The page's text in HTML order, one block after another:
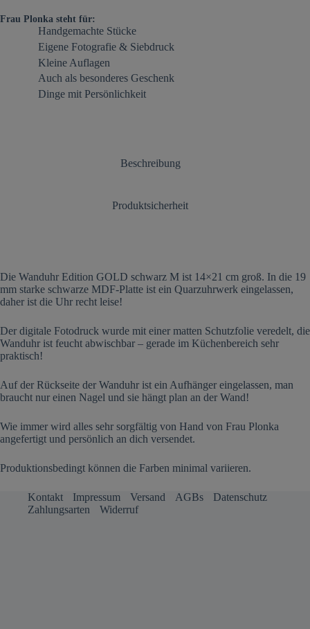
Frau Plonka steht für:
Handgemachte Stücke
Eigene Fotografie & Siebdruck
Kleine Auflagen
Auch als besonderes Geschenk
Dinge mit Persönlichkeit
Beschreibung
Produktsicherheit
Die Wanduhr Edition GOLD schwarz M ist 14×21 cm groß. In die 19
mm starke schwarze MDF-Platte ist ein Quarzuhrwerk eingelassen,
daher ist die Uhr recht leise!
Der digitale Fotodruck wurde mit einer matten Schutzfolie veredelt, die
Wanduhr ist feucht abwischbar – gerade im Küchenbereich sehr
praktisch!
Auf der Rückseite der Wanduhr ist ein Aufhänger eingelassen, man
braucht nur einen Nagel und sie hängt plan an der Wand!
Wie immer wird alles sehr sorgfältig von Hand von Frau Plonka
angefertigt und persönlich an dich versendet.
Produktionsbedingt können die Farben minimal variieren.
Kontakt Impressum Versand AGBs
Datenschutz
Zahlungsarten
Widerruf